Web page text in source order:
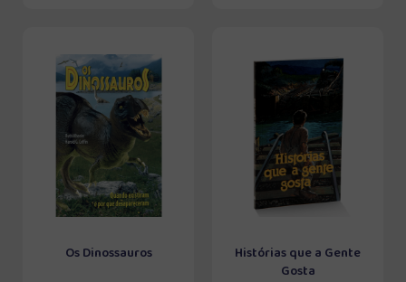
Os Dinossauros
Histórias que a Gente
Gosta